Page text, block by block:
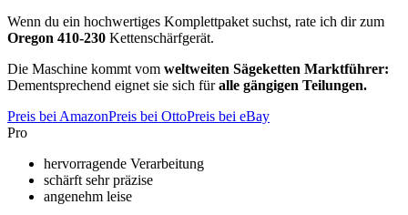
Wenn du ein hochwertiges Komplettpaket suchst, rate ich dir zum
Oregon 410-230 Kettenschärfgerät.
Die Maschine kommt vom weltweiten Sägeketten Marktführer:
Dementsprechend eignet sie sich füralle gängigen Teilungen.
Preis bei AmazonPreis bei OttoPreis bei eBay
Pro
hervorragende Verarbeitung
schärft sehr präzise
angenehm leise